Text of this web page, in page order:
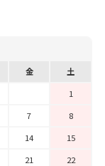
金
土
1
7
8
14
15
21
22